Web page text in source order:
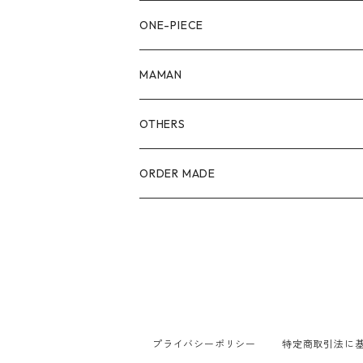
90size
100size
110size
80size
90size
100size
110size
ONE-PIECE
80size
90size
100size
MAMAN
OTHERS
ORDER MADE
プライバシーポリシー 特定商取引法に